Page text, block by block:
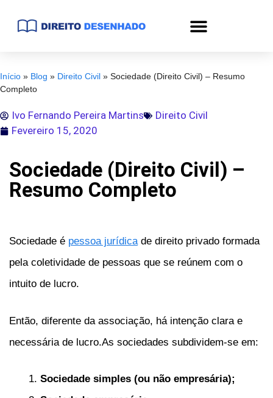
Início » Blog » Direito Civil » Sociedade (Direito Civil) – Resumo
Completo
Ivo Fernando Pereira Martins
Direito Civil
Fevereiro 15, 2020
Sociedade (Direito Civil) –
Resumo Completo
Sociedade é pessoa jurídicade direito privado formada
pela coletividade de pessoas que se reúnem com o
intuito de lucro.
Então, diferente da associação, há intenção clara e
necessária de lucro.As sociedades subdividem-se em:
Sociedade simples (ou não empresária);